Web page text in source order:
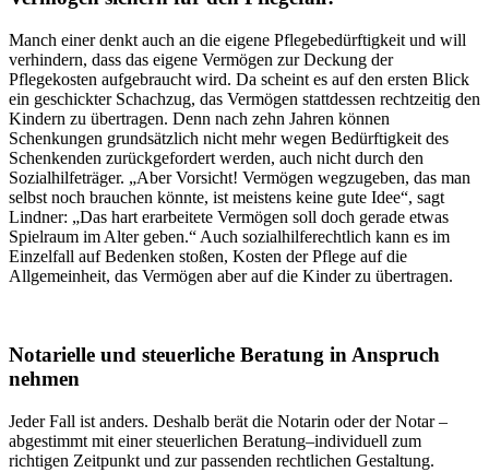
Manch einer denkt auch an die eigene Pflegebedürftigkeit und will
verhindern, dass das eigene Vermögen zur Deckung der
Pflegekosten aufgebraucht wird. Da scheint es auf den ersten Blick
ein geschickter Schachzug, das Vermögen stattdessen rechtzeitig den
Kindern zu übertragen. Denn nach zehn Jahren können
Schenkungen grundsätzlich nicht mehr wegen Bedürftigkeit des
Schenkenden zurückgefordert werden, auch nicht durch den
Sozialhilfeträger. „Aber Vorsicht! Vermögen wegzugeben, das man
selbst noch brauchen könnte, ist meistens keine gute Idee“, sagt
Lindner: „Das hart erarbeitete Vermögen soll doch gerade etwas
Spielraum im Alter geben.“ Auch sozialhilferechtlich kann es im
Einzelfall auf Bedenken stoßen, Kosten der Pflege auf die
Allgemeinheit, das Vermögen aber auf die Kinder zu übertragen.
Notarielle und steuerliche Beratung in Anspruch
nehmen
Jeder Fall ist anders. Deshalb berät die Notarin oder der Notar –
abgestimmt mit einer steuerlichen Beratung–individuell zum
richtigen Zeitpunkt und zur passenden rechtlichen Gestaltung.